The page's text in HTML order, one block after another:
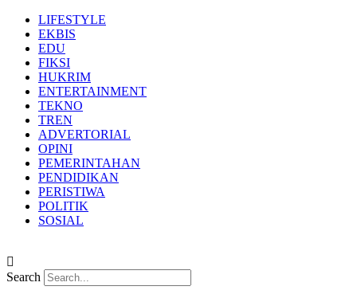
LIFESTYLE
EKBIS
EDU
FIKSI
HUKRIM
ENTERTAINMENT
TEKNO
TREN
ADVERTORIAL
OPINI
PEMERINTAHAN
PENDIDIKAN
PERISTIWA
POLITIK
SOSIAL
Search